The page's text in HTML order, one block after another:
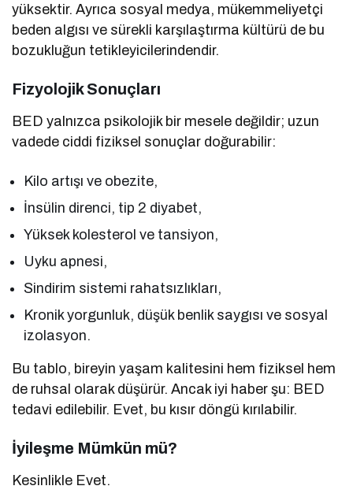
yüksektir. Ayrıca sosyal medya, mükemmeliyetçi
beden algısı ve sürekli karşılaştırma kültürü de bu
bozukluğun tetikleyicilerindendir.
Fizyolojik Sonuçları
BED yalnızca psikolojik bir mesele değildir; uzun
vadede ciddi fiziksel sonuçlar doğurabilir:
Kilo artışı ve obezite,
İnsülin direnci, tip 2 diyabet,
Yüksek kolesterol ve tansiyon,
Uyku apnesi,
Sindirim sistemi rahatsızlıkları,
Kronik yorgunluk, düşük benlik saygısı ve sosyal
izolasyon.
Bu tablo, bireyin yaşam kalitesini hem fiziksel hem
de ruhsal olarak düşürür. Ancak iyi haber şu: BED
tedavi edilebilir. Evet, bu kısır döngü kırılabilir.
İyileşme Mümkün mü?
Kesinlikle Evet.